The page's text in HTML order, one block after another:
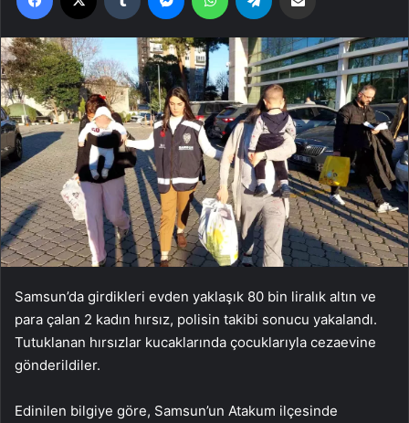
Samsun’da girdikleri evden yaklaşık 80 bin liralık altın ve
para çalan 2 kadın hırsız, polisin takibi sonucu yakalandı.
Tutuklanan hırsızlar kucaklarında çocuklarıyla cezaevine
gönderildiler.
Edinilen bilgiye göre, Samsun’un Atakum ilçesinde